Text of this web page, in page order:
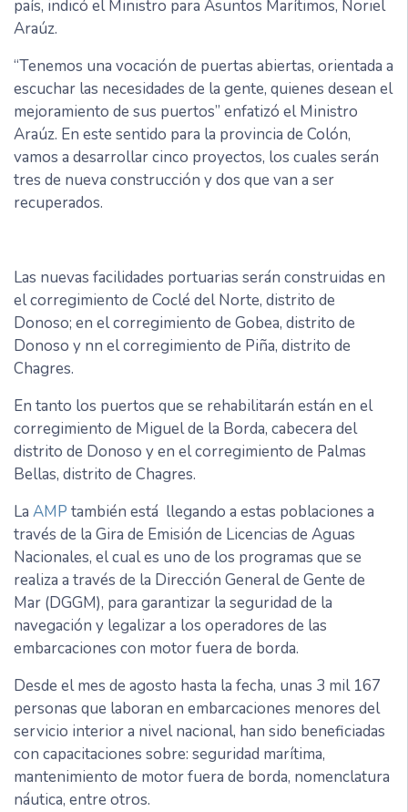
país, indicó el Ministro para Asuntos Marítimos, Noriel
Araúz.
“Tenemos una vocación de puertas abiertas, orientada a
escuchar las necesidades de la gente, quienes desean el
mejoramiento de sus puertos” enfatizó el Ministro
Araúz. En este sentido para la provincia de Colón,
vamos a desarrollar cinco proyectos, los cuales serán
tres de nueva construcción y dos que van a ser
recuperados.
Las nuevas facilidades portuarias serán construidas en
el corregimiento de Coclé del Norte, distrito de
Donoso; en el corregimiento de Gobea, distrito de
Donoso y nn el corregimiento de Piña, distrito de
Chagres.
En tanto los puertos que se rehabilitarán están en el
corregimiento de Miguel de la Borda, cabecera del
distrito de Donoso y en el corregimiento de Palmas
Bellas, distrito de Chagres.
La AMP también está llegando a estas poblaciones a
través de la Gira de Emisión de Licencias de Aguas
Nacionales, el cual es uno de los programas que se
realiza a través de la Dirección General de Gente de
Mar (DGGM), para garantizar la seguridad de la
navegación y legalizar a los operadores de las
embarcaciones con motor fuera de borda.
Desde el mes de agosto hasta la fecha, unas 3 mil 167
personas que laboran en embarcaciones menores del
servicio interior a nivel nacional, han sido beneficiadas
con capacitaciones sobre: seguridad marítima,
mantenimiento de motor fuera de borda, nomenclatura
náutica, entre otros.